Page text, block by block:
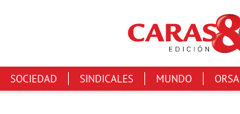
SOCIEDAD SINDICALES MUNDO